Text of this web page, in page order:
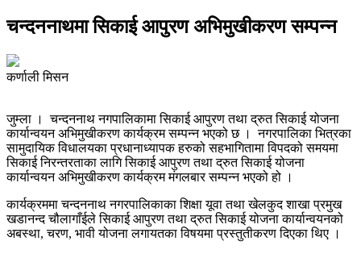
चन्दननाथमा सिकाई आपुरण अभिमुखीकरण सम्पन्न
कर्णाली मिसन
जुम्ला । चन्दननाथ नगपालिकामा सिकाई आपुरण तथा द्रुत सिकाई योजना
कार्यान्वयन अभिमुखीकरण कार्यक्रम सम्पन्न भएको छ । नगरपालिका भित्रका
सामुदायिक विधालयका प्रधानाध्यापक हरुको सहभागितामा विपदको समयमा
सिकाई निरन्तरताका लागि सिकाई आपुरण तथा द्रुत सिकाई योजना
कार्यान्वयन अभिमुखीकरण कार्यक्रम मंगलबार सम्पन्न भएको हो ।
कार्यक्रममा चन्दननाथ नगरपालिकाका शिक्षा यूवा तथा खेलकुद शाखा प्रमुख
खडानन्द चौलागाँईले सिकाई आपुरण तथा द्रुत सिकाई योजना कार्यान्वयनको
अबस्था, चरण, भावी योजना लगायतका विषयमा प्रस्तुतीकरण दिएका थिए ।